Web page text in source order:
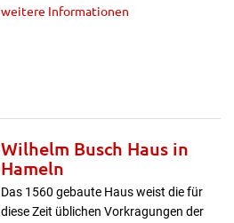
weitere Informationen
Wilhelm Busch Haus in
Hameln
Das 1560 gebaute Haus weist die für
diese Zeit üblichen Vorkragungen der